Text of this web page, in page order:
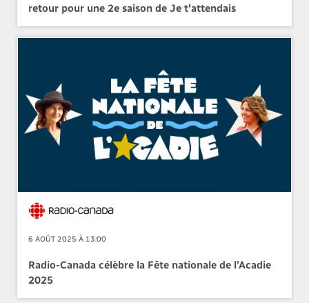
retour pour une 2e saison de Je t'attendais
6 AOÛT 2025 À 13:00
Radio-Canada célèbre la Fête nationale de l’Acadie
2025